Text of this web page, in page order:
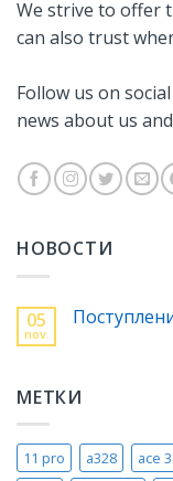
We strive to offer
can also trust
Follow us on
news about us
НОВОСТИ
05
nov.
МЕТКИ
11 pro a328 ace 3